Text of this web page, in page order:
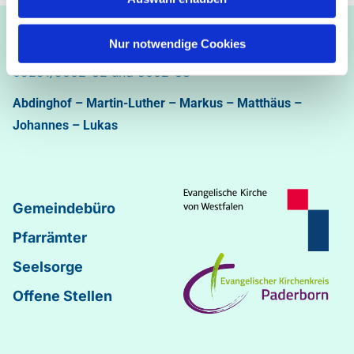
Nur notwendige Cookies
Ev.-luth. Kirchengemeinde Paderborn
Bastfelder Weg 30 - 33098 Paderborn
05251/5002-32 und 5002-33
Abdinghof – Martin-Luther – Markus – Matthäus –
Johannes – Lukas
Gemeindebüro
Pfarrämter
Seelsorge
Offene Stellen